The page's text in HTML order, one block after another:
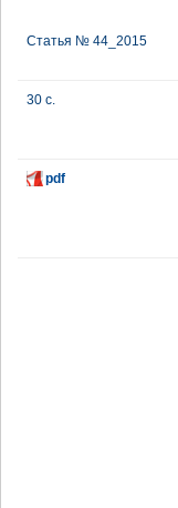
Статья № 44_2015
30 с.
pdf